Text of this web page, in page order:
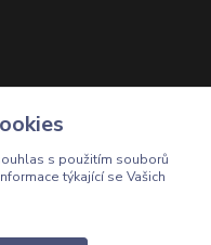
s použitím souborů
týkající se Vašich